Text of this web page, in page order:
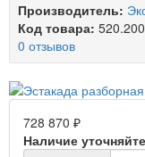
Производитель:
Код товара:
0 отзывов
728 870 ₽
Наличие уточняйте